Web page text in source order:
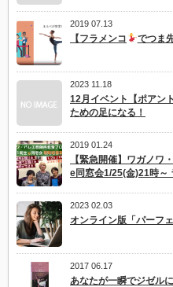
生
1
り
験
に
2019 07.13
【フラメンコ でつま
2023 11.18
12月イベント【ポアン
ための足になる！
2019 01.24
【緊急開催】ワガノワ
e同窓会1/25(金)21時～
2023 02.03
オンライン版「パーフ
2017 06.17
あなたが一瞬でジゼル